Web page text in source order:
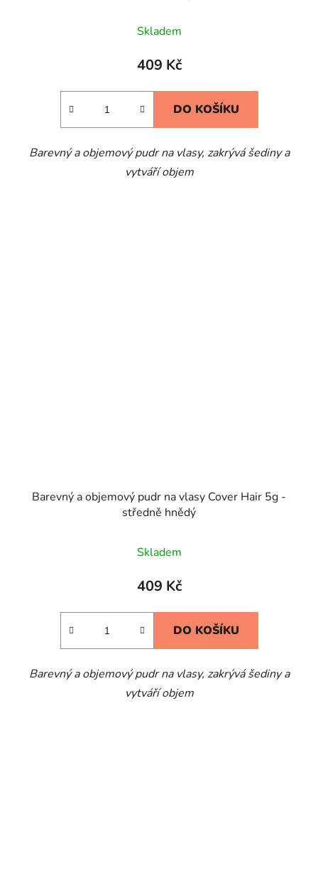
Skladem
409 Kč
DO KOŠÍKU
Barevný a objemový pudr na vlasy, zakrývá šediny a
vytváří objem
Barevný a objemový pudr na vlasy Cover Hair 5g -
středně hnědý
Skladem
409 Kč
DO KOŠÍKU
Barevný a objemový pudr na vlasy, zakrývá šediny a
vytváří objem